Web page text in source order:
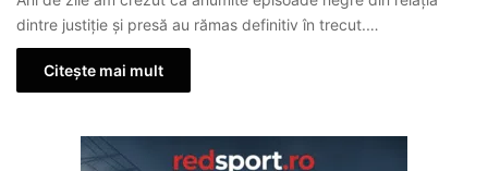
dintre justiție și presă au rămas definitiv în trecut.…
Citește mai mult